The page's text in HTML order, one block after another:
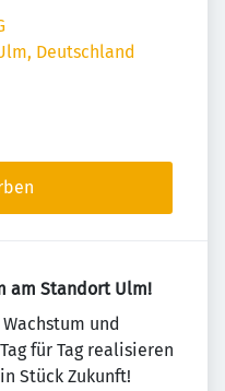
Deutschland
am Standort Ulm!
und
für Tag realisieren
Stück Zukunft!